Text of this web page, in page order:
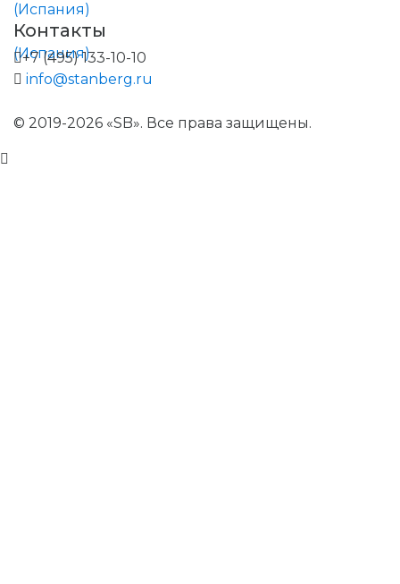
(Испания)
Контакты
+7 (495) 133-10-10
info@stanberg.ru
© 2019-2026 «SB». Все права защищены.